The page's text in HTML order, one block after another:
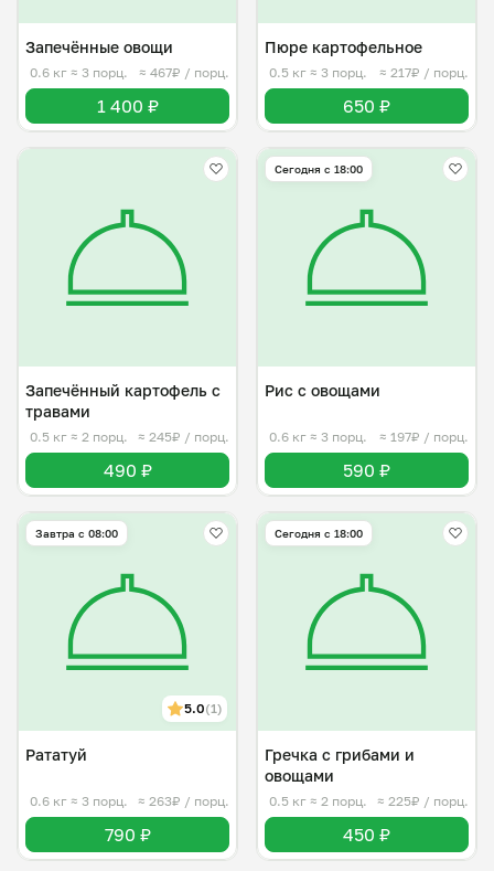
Запечённые овощи
0.6 кг ≈ 3 порц. ≈ 467₽ / порц.
1 400 ₽
Пюре картофельное
0.5 кг ≈ 3 порц. ≈ 217₽ / порц.
650 ₽
Запечённый картофель с
травами
0.5 кг ≈ 2 порц. ≈ 245₽ / порц.
490 ₽
Сегодня с 18:00
Рис с овощами
0.6 кг ≈ 3 порц. ≈ 197₽ / порц.
590 ₽
Завтра c 08:00
5.0(1)
Рататуй
0.6 кг ≈ 3 порц. ≈ 263₽ / порц.
790 ₽
Сегодня с 18:00
Гречка с грибами и
овощами
0.5 кг ≈ 2 порц. ≈ 225₽ / порц.
450 ₽